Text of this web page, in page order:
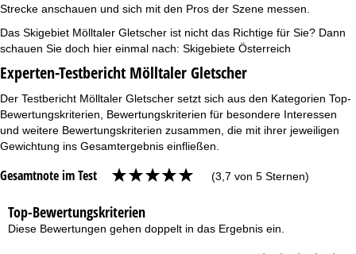
Strecke anschauen und sich mit den Pros der Szene messen.
Das Skigebiet Mölltaler Gletscher ist nicht das Richtige für Sie? Dann
schauen Sie doch hier einmal nach: Skigebiete Österreich
Experten-Testbericht Mölltaler Gletscher
Der Testbericht Mölltaler Gletscher setzt sich aus den Kategorien Top-
Bewertungskriterien, Bewertungskriterien für besondere Interessen
und weitere Bewertungskriterien zusammen, die mit ihrer jeweiligen
Gewichtung ins Gesamtergebnis einfließen.
Gesamtnote im Test (3,7 von 5 Sternen)
Top-Bewertungskriterien
Diese Bewertungen gehen doppelt in das Ergebnis ein.